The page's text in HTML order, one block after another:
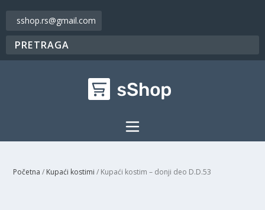
sshop.rs@gmail.com
Početna / Kupaći kostimi / Kupaći kostim – donji deo D.D.53